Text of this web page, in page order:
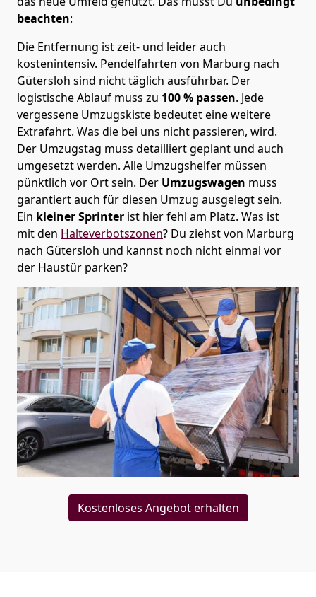
beachten:
Die Entfernung ist zeit- und leider auch
kostenintensiv. Pendelfahrten von Marburg nach
Gütersloh sind nicht täglich ausführbar. Der
logistische Ablauf muss zu 100 % passen. Jede
vergessene Umzugskiste bedeutet eine weitere
Extrafahrt. Was die bei uns nicht passieren, wird.
Der Umzugstag muss detailliert geplant und auch
umgesetzt werden. Alle Umzugshelfer müssen
pünktlich vor Ort sein. Der Umzugswagen muss
garantiert auch für diesen Umzug ausgelegt sein.
Ein kleiner Sprinter ist hier fehl am Platz. Was ist
mit den Halteverbotszonen? Du ziehst von Marburg
nach Gütersloh und kannst noch nicht einmal vor
der Haustür parken?
Kostenloses Angebot erhalten